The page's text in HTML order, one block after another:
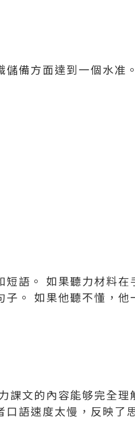
備方面達到一個水准。
語。 如果聽力材料在
。 如果他聽不懂，他
課文的內容能够完全理
語速度太慢，反映了